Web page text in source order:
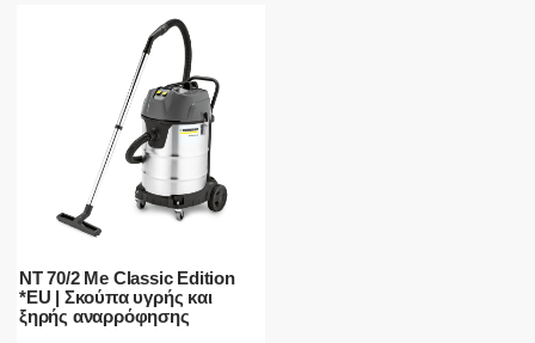
NT 70/2 Me Classic Edition
*EU | Σκούπα υγρής και
ξηρής αναρρόφησης